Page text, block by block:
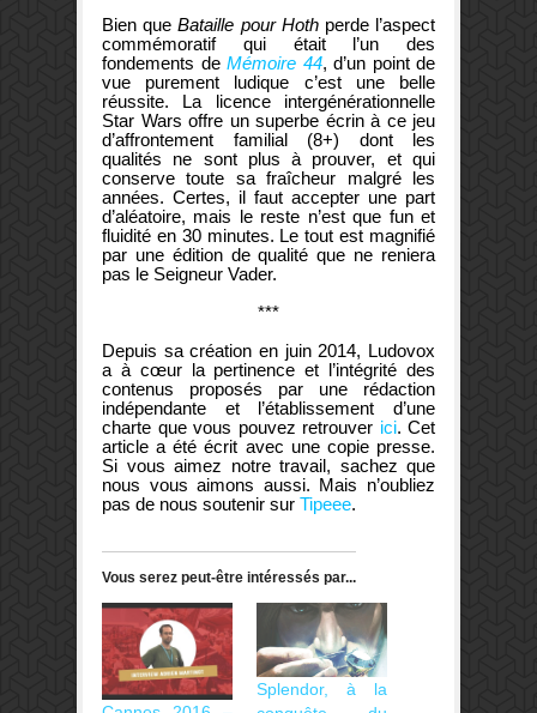
Bien queBataille pour Hothperde l’aspect
commémoratif qui était l’un des
fondements de Mémoire 44, d’un point de
vue purement ludique c’est une belle
réussite. La licence intergénérationnelle
Star Wars offre un superbe écrin à ce jeu
d’affrontement familial (8+) dont les
qualités ne sont plus à prouver, et qui
conserve toute sa fraîcheur malgré les
années. Certes, il faut accepter une part
d’aléatoire, mais le reste n’est que fun et
fluidité en 30 minutes. Le tout est magnifié
par une édition de qualité que ne reniera
pas le Seigneur Vader.
***
Depuis sa création en juin 2014, Ludovox
a à cœur la pertinence et l’intégrité des
contenus proposés par une rédaction
indépendante et l’établissement d’une
charte que vous pouvez retrouver ici. Cet
article a été écrit avec une copie presse.
Si vous aimez notre travail, sachez que
nous vous aimons aussi. Mais n’oubliez
pas de nous soutenir sur Tipeee.
Vous serez peut-être intéressés par...
Splendor, à la